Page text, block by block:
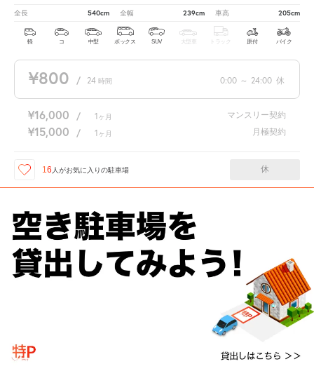
全長 540cm 全幅 239cm 車高 205cm
軽 コ 中型 ボックス SUV 大型車 トラック 原付 バイク
¥800 / 24 時間 0:00 ～ 24:00 休
¥16,000 / 1 ヶ月 マンスリー契約
¥15,000 / 1 ヶ月 月極契約
16 人がお気に入りの駐車場 休